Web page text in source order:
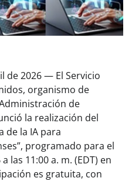
de 2026 — El Servicio
organismo de
de
la realización del
de la IA para
programado para el
las 11:00 a. m. (EDT) en
es gratuita, con